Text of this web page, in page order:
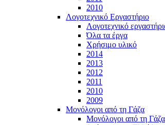
2010
Λογοτεχνικό Εργαστήριο
Λογοτεχνικό
Όλα τα έργα
Χρήσιμο υλικό
2014
2013
2012
2011
2010
2009
Μονόλογοι από τη Γάζα
Μονόλογοι από τη Γάζα